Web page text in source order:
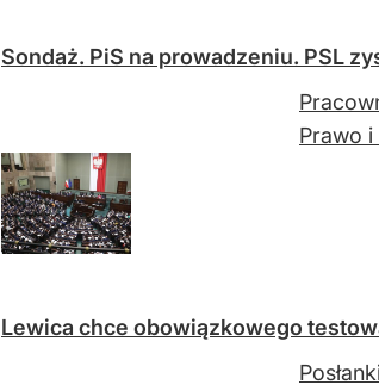
Sondaż. PiS na prowadzeniu. PSL
Prawo
Lewica chce obowiązkowego